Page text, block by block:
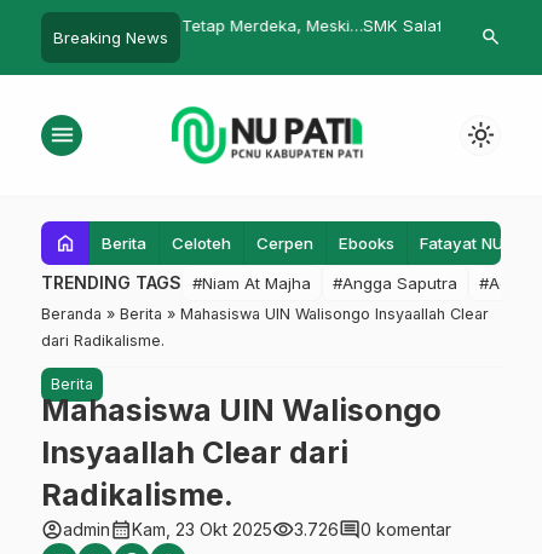
Breaking News
SMK Salafiyah Kajen Pati Siap
Konferensi
search
menu light_mode
home Berita Celoteh Cerpen Ebooks Fatayat NU
TRENDING TAGS #Niam At Majha #Angga Saputra #Admin
Beranda » Berita » Mahasiswa UIN Walisongo Insyaallah Clear
dari Radikalisme.
Berita
Mahasiswa UIN Walisongo
Insyaallah Clear dari
Radikalisme.
account_circleadmincalendar_monthKam, 23 Okt 2025visibility3.726comment0 komentar